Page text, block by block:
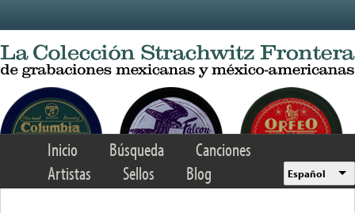
Inicio Búsqueda
Canciones
Artistas
Sellos Blog Español